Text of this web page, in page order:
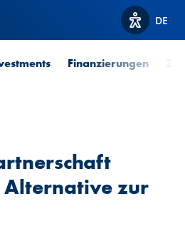
Optionen
DE
Finanzierungen
Alternative zur